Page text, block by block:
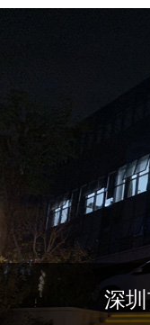
深圳市天